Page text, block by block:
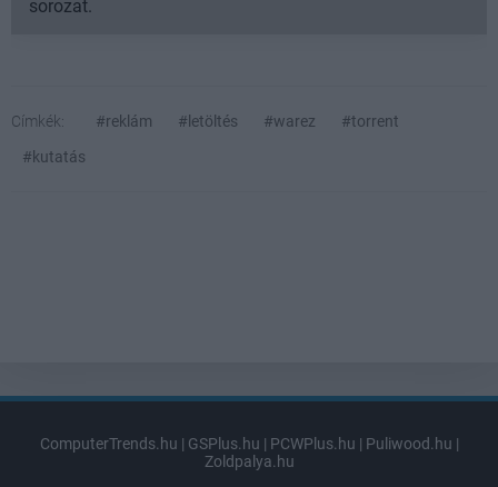
sorozat.
Címkék: #reklám #letöltés #warez
#torrent
#kutatás
ComputerTrends.hu | GSPlus.hu | PCWPlus.hu | Puliwood.hu |
Zoldpalya.hu